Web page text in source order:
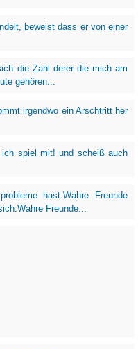
beweist dass er von einer
die Zahl derer die mich am
gehören...
irgendwo ein Arschtritt her
spiel mit! und scheiß auch
hast.Wahre Freunde
Freunde...